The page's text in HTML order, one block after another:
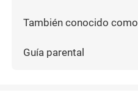
También conocido como
Guía parental